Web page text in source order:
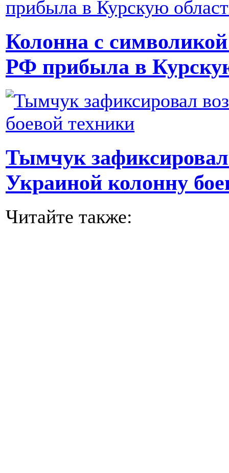
Колонна с
РФ прибыла в
Тымчук
Украиной колонну
Читайте также: